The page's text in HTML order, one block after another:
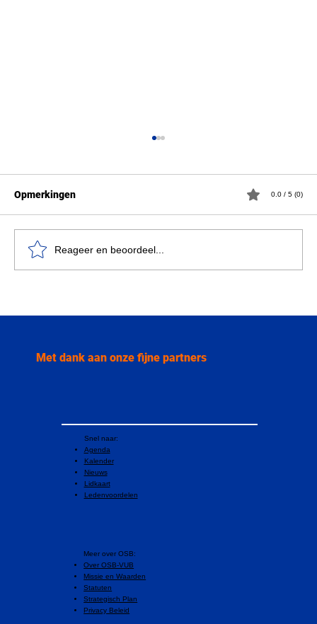
Rector op de Rooster
Opmerkingen 0.0 / 5 (0)
Reageer en beoordeel...
Met dank aan onze fijne partners
Snel naar:
Agenda
Kalender
Nieuws
Lidkaart
Ledenvoordelen
​Meer over OSB:
Over OSB-VUB
Missie en Waarden
Statuten
Strategisch Plan
Privacy Beleid